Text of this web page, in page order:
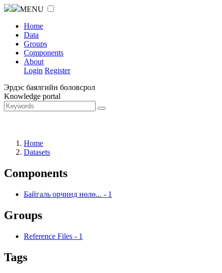
MENU
Home
Data
Groups
Components
About
Login Register
Эрдэс баялгийн боловсрол
Knowledge portal
Home
Datasets
Components
Байгаль орчинд нөлө... - 1
Groups
Reference Files - 1
Tags